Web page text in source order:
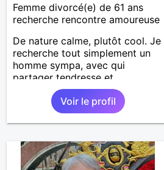
Femme divorcé(e) de 61 ans
recherche rencontre amoureuse
De nature calme, plutôt cool. Je
recherche tout simplement un
homme sympa, avec qui
partager tendresse et
complicité.
Voir le profil